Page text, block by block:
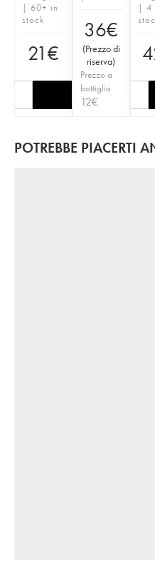
| 60+ in
stock
21€
36€
(Prezzo di
riserva)
Prezzo a
bottiglia
12€
| 4
POTREBBE PIACERTI